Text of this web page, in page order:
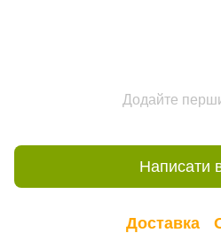
Додайте
Написати
Доставка